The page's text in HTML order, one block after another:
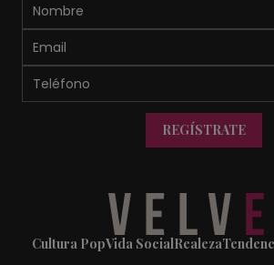
REGÍSTRATE
Cultura PopVida SocialRealeza